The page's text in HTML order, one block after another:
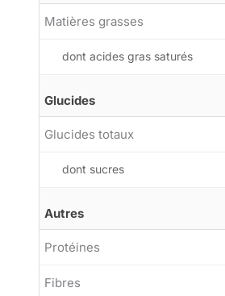
Matières grasses
dont acides gras saturés
Glucides
Glucides totaux
dont sucres
Autres
Protéines
Fibres